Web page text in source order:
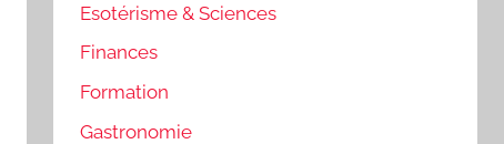
Esotérisme & Sciences
Finances
Formation
Gastronomie